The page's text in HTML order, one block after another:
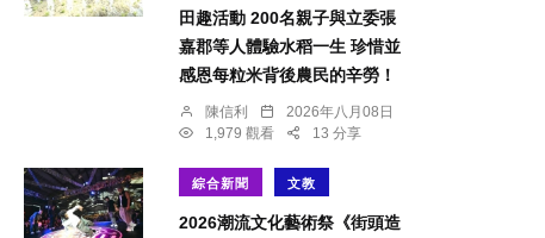
田趣活動 200名親子與立委張
嘉郡等人體驗水稻一生 珍惜並
感恩每粒米背後農民的辛勞！
陳信利
2026年八月08日
1,979 觀看
13 分享
綜合新聞 文教
2026潮流文化藝術祭《街頭造